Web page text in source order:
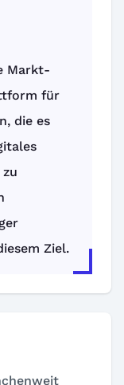
Markt-
für
die es
Ziel.